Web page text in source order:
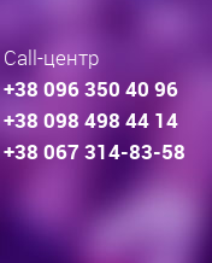
Call-центр
+38 096 350 40 96
+38 098 498 44 14
+38 067 314-83-58